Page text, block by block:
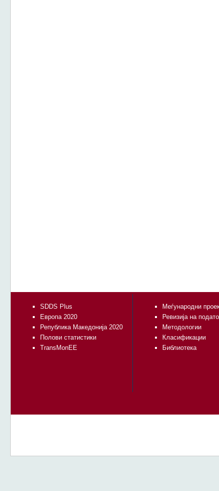
SDDS Plus
Европа 2020
Република Македонија 2020
Полови статистики
TransMonEE
Меѓународни
Ревизија на
Методологии
Класификации
Библиотека